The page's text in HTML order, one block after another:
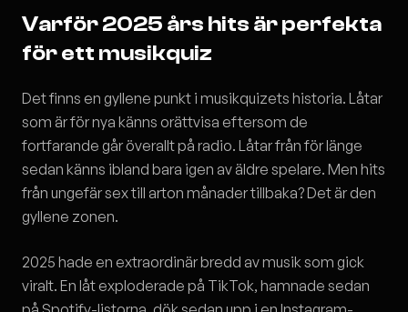
Varför 2025 års hits är perfekta
för ett musikquiz
Det finns en gyllene punkt i musikquizets historia. Låtar
som är för nya känns orättvisa eftersom de
fortfarande går överallt på radio. Låtar från för länge
sedan känns ibland bara igen av äldre spelare. Men hits
från ungefär sex till arton månader tillbaka? Det är den
gyllene zonen.
2025 hade en extraordinär bredd av musik som gick
viralt. En låt exploderade på TikTok, hamnade sedan